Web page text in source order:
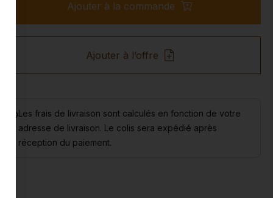
Ajouter à la commande
Ajouter à l’offre
Les frais de livraison sont calculés en fonction de votre
adresse de livraison. Le colis sera expédié après
réception du paiement.